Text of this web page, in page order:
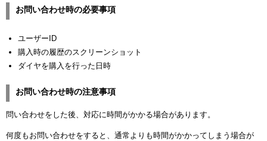
お問い合わせ時の必要事項
ユーザーID
購入時の履歴のスクリーンショット
ダイヤを購入を行った日時
お問い合わせ時の注意事項
問い合わせをした後、対応に時間がかかる場合があります。
何度もお問い合わせをすると、通常よりも時間がかかってしまう場合が